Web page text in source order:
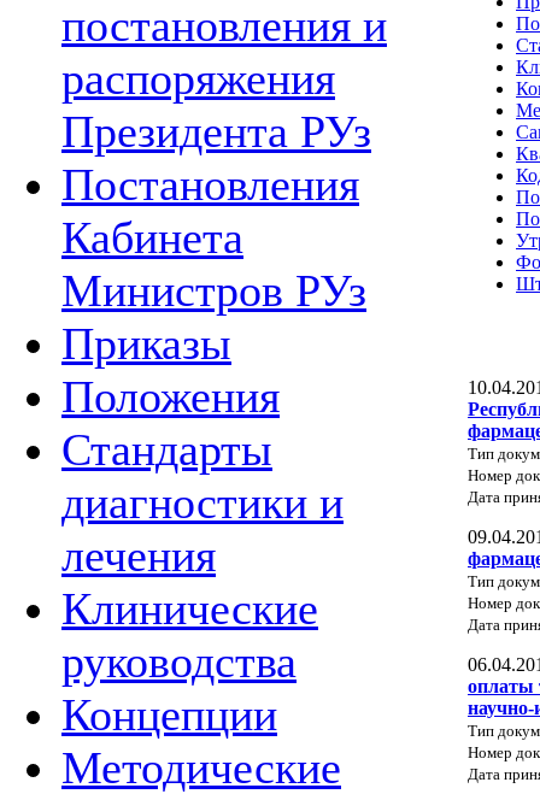
постановления и
распоряжения
Президента РУз
Постановления
Кабинета
Министров РУз
Приказы
Положения
Стандарты
диагностики и
лечения
Клинические
руководства
Концепции
Методические
Тип
Номер
Дата
Тип
Номер
Дата
оплаты
научно-
Тип
Номер
Дата